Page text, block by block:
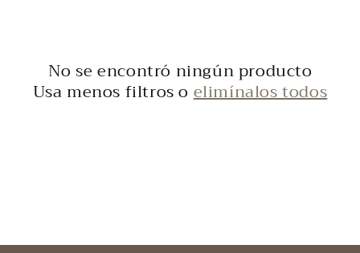
No se encontró ningún producto
Usa menos filtros oelimínalos todos